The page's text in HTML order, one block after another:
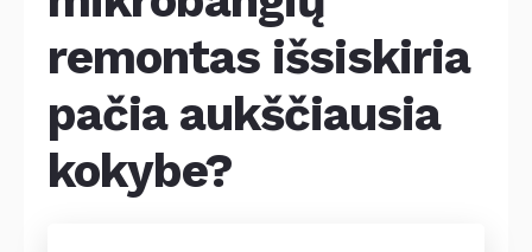
remontas išsiskiria
pačia aukščiausia
kokybe?